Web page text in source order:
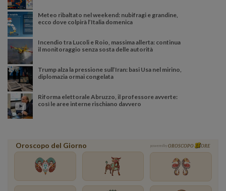
Meteo ribaltato nel weekend: nubifragi e grandine,
ecco dove colpirà l’Italia domenica
Incendio tra Lucoli e Roio, massima allerta: continua
il monitoraggio senza sosta delle autorità
Trump alza la pressione sull’Iran: basi Usa nel mirino,
diplomazia ormai congelata
Riforma elettorale Abruzzo, il professore avverte:
così le aree interne rischiano davvero
Oroscopo del Giorno powered by OROSCOPO ORE